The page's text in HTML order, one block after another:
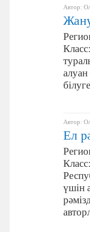
Автор:
алуан
Автор:
Ел
үшін